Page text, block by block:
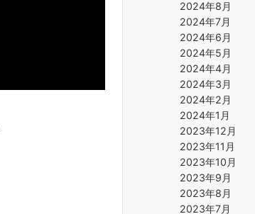
2024年8月
2024年7月
2024年6月
2024年5月
2024年4月
2024年3月
2024年2月
2024年1月
2023年12月
2023年11月
2023年10月
2023年9月
2023年8月
2023年7月